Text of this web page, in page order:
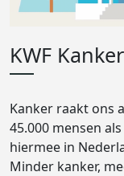
KWF
Kanker raakt ons
45.000 mensen
hiermee in
Minder kanker,